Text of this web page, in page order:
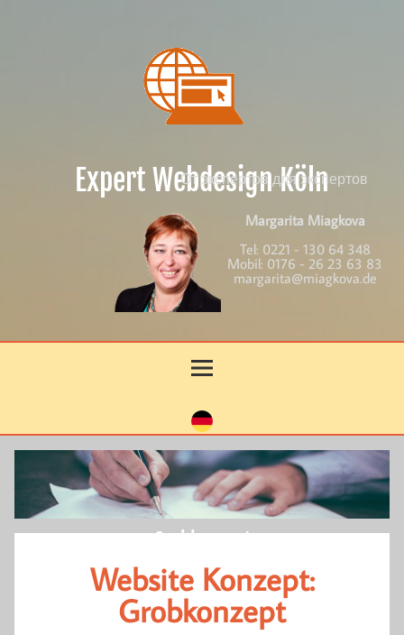
Expert Webdesign Köln
От экспертов для экспертов
Margarita Miagkova
Tel: 0221 - 130 64 348
Mobil: 0176 - 26 23 63 83
margarita@miagkova.de
Grobkonzept
Website Konzept:
Grobkonzept